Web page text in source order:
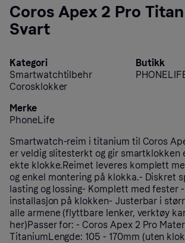
Coros Apex 2 Pro
Svart
Kategori
Smartwatchtilbehr
Corosklokker
Butikk
Merke
PhoneLife
Smartwatch-reim i titanium til Coros
er veldig slitesterkt og gir smartklokken
ekte klokke.Reimet leveres komplett
og enkel montering på klokka.- Diskret
lasting og lossing- Komplett med fester
installasjon på klokken- Justerbar i
alle armene (flyttbare lenker, verktøy
her)Passer for: - Coros Apex 2 Pro
TitaniumLengde: 105 - 170mm (uten